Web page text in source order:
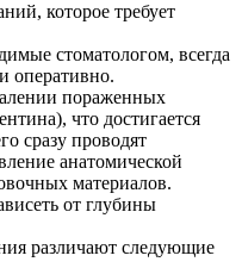
которое требует
стоматологом, всегда
оперативно.
пораженных
что достигается
сразу проводят
анатомической
материалов.
от глубины
различают следующие